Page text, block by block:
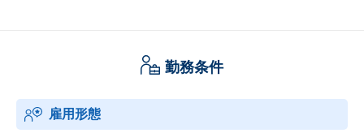
勤務条件
雇用形態